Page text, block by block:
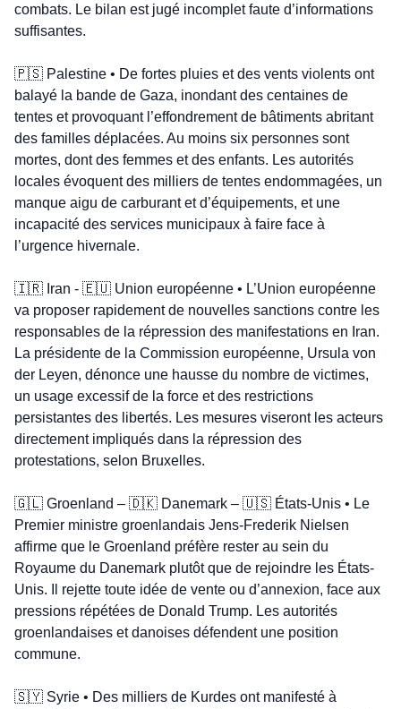
combats. Le bilan est jugé incomplet faute d’informations
suffisantes.
🇵🇸 Palestine • De fortes pluies et des vents violents ont
balayé la bande de Gaza, inondant des centaines de
tentes et provoquant l’effondrement de bâtiments abritant
des familles déplacées. Au moins six personnes sont
mortes, dont des femmes et des enfants. Les autorités
locales évoquent des milliers de tentes endommagées, un
manque aigu de carburant et d’équipements, et une
incapacité des services municipaux à faire face à
l’urgence hivernale.
🇮🇷 Iran - 🇪🇺 Union européenne • L’Union européenne
va proposer rapidement de nouvelles sanctions contre les
responsables de la répression des manifestations en Iran.
La présidente de la Commission européenne, Ursula von
der Leyen, dénonce une hausse du nombre de victimes,
un usage excessif de la force et des restrictions
persistantes des libertés. Les mesures viseront les acteurs
directement impliqués dans la répression des
protestations, selon Bruxelles.
🇬🇱 Groenland – 🇩🇰 Danemark – 🇺🇸 États-Unis • Le
Premier ministre groenlandais Jens-Frederik Nielsen
affirme que le Groenland préfère rester au sein du
Royaume du Danemark plutôt que de rejoindre les États-
Unis. Il rejette toute idée de vente ou d’annexion, face aux
pressions répétées de Donald Trump. Les autorités
groenlandaises et danoises défendent une position
commune.
🇸🇾 Syrie • Des milliers de Kurdes ont manifesté à